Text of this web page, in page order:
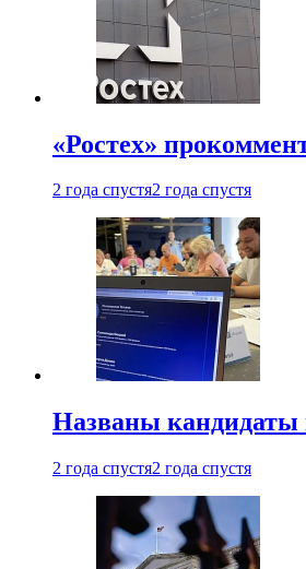
«Ростех»
2 года спустя2 года спустя
Названы кандидаты
2 года спустя2 года спустя